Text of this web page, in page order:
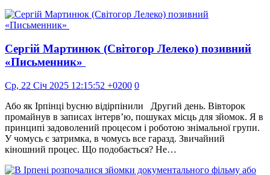
Сергій Мартинюк (Світогор Лелеко) позивний
«Письменник»
Ср, 22 Січ 2025 12:15:52 +0200 0
Або як Ірпінці bусню відірпінили Другий день. Вівторок
промайнув в записах інтерв’ю, пошуках місць для зйомок. Я в
принципі задоволений процесом і роботою знімальної групи.
У чомусь є затримка, в чомусь все гаразд. Звичайний
кіношний процес. Що подобається? Не…